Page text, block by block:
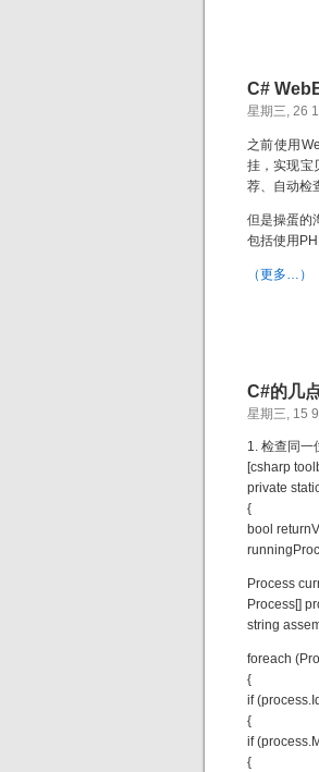
C#
星期三, 26
之前使用
挂，实现宝
荐、自动检
但是操蛋的
包括使用
（更多…）
C#的几
星期三, 15
1. 检查同一
[csharp
private
{
bool
Process
Process[]
string
foreach
{
if
{
if
{